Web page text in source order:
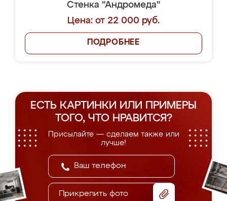
Стенка "Андромеда"
Цена: от 22 000 руб.
ПОДРОБНЕЕ
ЕСТЬ КАРТИНКИ ИЛИ ПРИМЕРЫ
ТОГО, ЧТО НРАВИТСЯ?
Присылайте — сделаем также или
лучше!
Прикрепить фото